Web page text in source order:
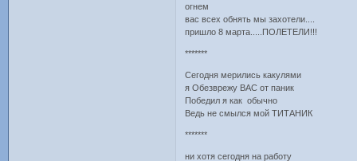
огнем
вас всех обнять мы захотели....
пришло 8 марта.....ПОЛЕТЕЛИ!!!
*******
Сегодня мерились какулями
я Обезврежу ВАС от паник
Победил я как обычно
Ведь не смылся мой ТИТАНИК
*******
ни хотя сегодня на работу